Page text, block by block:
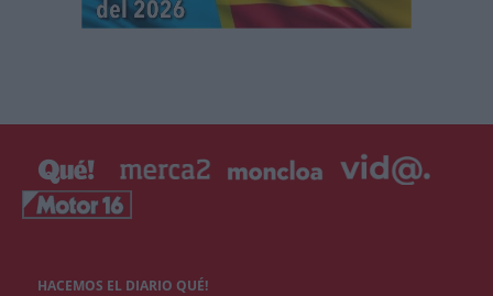
HACEMOS EL DIARIO QUÉ!